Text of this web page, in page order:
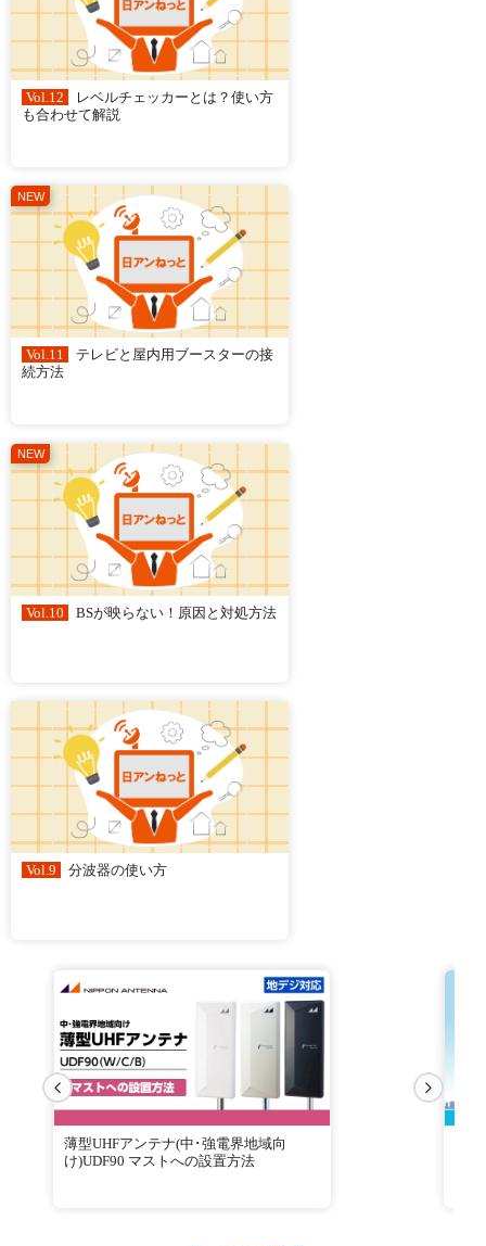
Vol.12
レベルチェッカーとは？使い方
も合わせて解説
Vol.11
テレビと屋内用ブースターの接
続方法
Vol.10 BSが映らない！原因と対処方法
Vol.9 分波器の使い方
薄型UHFアンテナ(中･強電界地域向
け)UDF90 マストへの設置方法